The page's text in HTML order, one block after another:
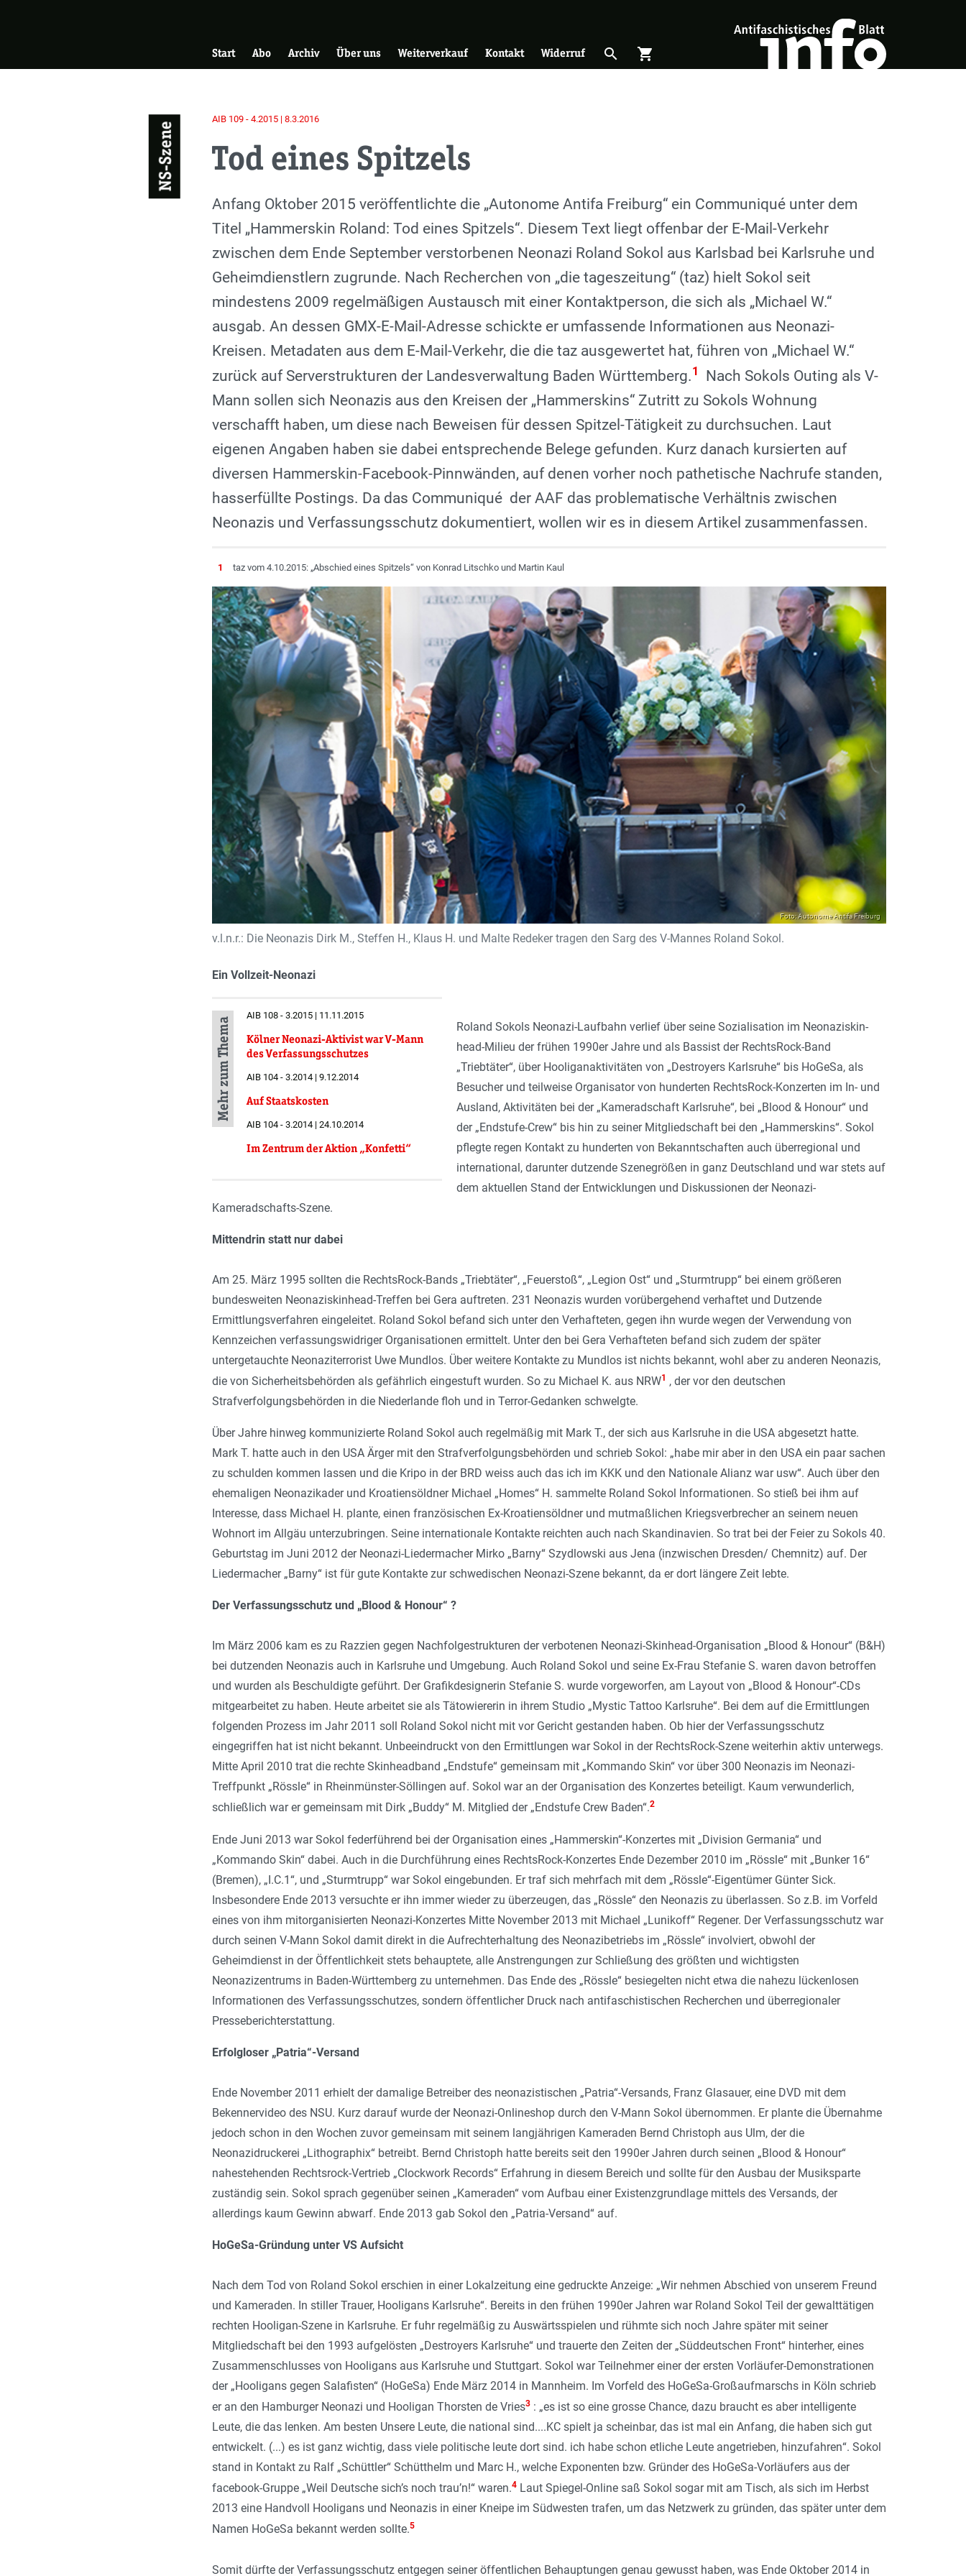
Hauptnavigation
Start Abo Archiv Über uns Weiterverkauf Kontakt Widerruf Suche öffnen
search Warenkorb öffnen
shopping_cart
NS-Szene
AIB 109 - 4.2015 | 8.3.2016
Tod eines Spitzels
Einleitung
Anfang Oktober 2015 veröffentlichte die „Autonome Antifa Freiburg“ ein Communiqué unter dem
Titel „Hammerskin Roland: Tod eines Spitzels“. Diesem Text liegt offenbar der E-Mail-Verkehr
zwischen dem Ende September verstorbenen Neonazi Roland Sokol aus Karlsbad bei Karlsruhe und
Geheimdienstlern zugrunde. Nach Recherchen von „die tageszeitung“ (taz) hielt Sokol seit
mindestens 2009 regelmäßigen Austausch mit einer Kontaktperson, die sich als „Michael W.“
ausgab. An dessen GMX-E-Mail-Adresse schickte er umfassende Informationen aus Neonazi-
Kreisen. Metadaten aus dem E-Mail-Verkehr, die die taz ausgewertet hat, führen von „Michael W.“
zurück auf Serverstrukturen der Landesverwaltung Baden Württemberg.1
Nach Sokols Outing als V-
Mann sollen sich Neonazis aus den Kreisen der „Hammerskins“ Zutritt zu Sokols Wohnung
verschafft haben, um diese nach Beweisen für dessen Spitzel-Tätigkeit zu durchsuchen. Laut
eigenen Angaben haben sie dabei entsprechende Belege gefunden. Kurz danach kursierten auf
diversen Hammerskin-Facebook-Pinnwänden, auf denen vorher noch pathetische Nachrufe standen,
hass­erfüllte Postings. Da das Communiqué der AAF das problematische Verhältnis zwischen
Neonazis und Verfassungsschutz dokumentiert, wollen wir es in diesem Artikel zusammenfassen.
1 taz vom 4.10.2015: „Abschied eines Spitzels“ von Konrad Litschko und Martin Kaul
Foto: Autonome Antifa Freiburg
v.l.n.r.: Die Neonazis Dirk M., Steffen H., Klaus H. und Malte Redeker tragen den Sarg des V-Mannes Roland Sokol.
Ein Vollzeit-Neonazi
Mehr zum Thema
AIB 108 - 3.2015 | 11.11.2015
Kölner Neonazi-Aktivist war V-Mann
des Verfassungsschutzes
AIB 104 - 3.2014 | 9.12.2014
Auf Staatskosten
AIB 104 - 3.2014 | 24.10.2014
Im Zentrum der Aktion „Konfetti“
Roland Sokols Neonazi-Laufbahn verlief über seine Sozialisation im Neonaziskin­
head-Milieu der frühen 1990er Jahre und als Bassist der RechtsRock-Band
„Triebtäter“, über Hooliganaktivitäten von „Destroyers Karlsruhe“ bis HoGeSa, als
Besucher und teilweise Organisator von hunderten Rechts­­Rock-Konzerten im In- und
Ausland, Aktivitäten bei der „Kameradschaft Karlsruhe“, bei „Blood & Honour“ und
der „Endstufe-Crew“ bis hin zu seiner Mitgliedschaft bei den „Hammerskins“. Sokol
pflegte regen Kontakt zu hunderten von Bekanntschaften auch überregional und
international, darunter dutzende Szenegrößen in ganz Deutschland und war stets auf
dem aktuellen Stand der Entwicklungen und Diskussionen der Neonazi-
Kameradschafts-Szene.
Mittendrin statt nur dabei
Am 25. März 1995 sollten die RechtsRock-Bands „Triebtäter“, „Feuerstoß“, „Legion Ost“ und „Sturmtrupp“ bei einem größeren
bundesweiten Neonaziskinhead-Treffen bei Gera auftreten. 231 Neonazis wurden vorübergehend verhaftet und Dutzende
Ermittlungsverfahren eingeleitet. Roland Sokol befand sich unter den Verhafteten, gegen ihn wurde wegen der Verwendung von
Kennzeichen verfassungswidriger Organisationen ermittelt. Unter den bei Gera Verhafteten befand sich zudem der später
untergetauchte Neonaziterrorist Uwe Mund­los. Über weitere Kontakte zu Mundlos ist nichts bekannt, wohl aber zu anderen Neonazis,
die von Sicherheitsbehörden als gefährlich eingestuft wurden. So zu Michael K. aus NRW1 , der vor den deutschen
Strafverfolgungsbehörden in die Niederlande floh und in Terror-Gedanken schwelgte.
Über Jahre hinweg kommunizierte Roland Sokol auch regelmäßig mit Mark T., der sich aus Karlsruhe in die USA abgesetzt hatte.
Mark T. hatte auch in den USA Ärger mit den Strafverfolgungsbehörden und schrieb Sokol: „habe mir aber in den USA ein paar sachen
zu schulden kommen lassen und die Kripo in der BRD weiss auch das ich im KKK und den Nationale Alianz war usw“. Auch über den
ehemaligen Neonazikader und Kroatiensöldner Michael „Homes“ H. sammelte Roland Sokol Informationen. So stieß bei ihm auf
Interesse, dass Michael H. plante, einen französischen Ex-Kroatiensöldner und mutmaßlichen Kriegsverbrecher an seinem neuen
Wohnort im Allgäu unterzubringen. Seine internationale Kontakte reichten auch nach Skandinavien. So trat bei der Feier zu Sokols 40.
Geburtstag im Juni 2012 der Neo­nazi-Liedermacher Mirko „Barny“ Szydlowski aus Jena (inzwischen Dresden/ Chemnitz) auf. Der
Liedermacher „Barny“ ist für gute Kontakte zur schwedischen Neonazi-Szene bekannt, da er dort längere Zeit lebte.
Der Verfassungsschutz und „Blood & Honour“ ?
Im März 2006 kam es zu Razzien gegen Nachfolgestrukturen der verbotenen Neonazi-Skinhead-Organisation „Blood & Honour“ (B&H)
bei dutzenden Neonazis auch in Karlsruhe und Umgebung. Auch Roland Sokol und seine Ex-Frau Stefanie S. waren davon betroffen
und wurden als Beschuldigte geführt. Der Grafikdesignerin Stefanie S. wurde vorgeworfen, am Layout von „Blood & Honour“-CDs
mitgearbeitet zu haben. Heute arbeitet sie als Tätowiererin in ihrem Studio „Mystic Tattoo Karlsruhe“. Bei dem auf die Ermittlungen
folgenden Prozess im Jahr 2011 soll Roland Sokol nicht mit vor Gericht gestanden haben. Ob hier der Verfassungsschutz
eingegriffen hat ist nicht bekannt. Unbeeindruckt von den Ermittlungen war Sokol in der RechtsRock-Szene weiterhin aktiv unterwegs.
Mitte April 2010 trat die rechte Skinheadband „Endstufe“ gemeinsam mit „Kommando Skin“ vor über 300 Neonazis im Neonazi-
Treffpunkt „Rössle“ in Rheinmünster-Söllingen auf. Sokol war an der Organisation des Konzertes beteiligt. Kaum verwunderlich,
schließlich war er gemeinsam mit Dirk „Buddy“ M. Mitglied der „Endstufe Crew Baden“.2
Ende Juni 2013 war Sokol federführend bei der Organisation eines „Hammerskin“-Konzertes mit „Division Germania“ und
„Kommando Skin“ dabei. Auch in die Durchführung eines RechtsRock-Konzertes Ende Dezember 2010 im „Rössle“ mit „Bunker 16“
(Bremen), „I.C.1“, und „Sturmtrupp“ war Sokol eingebunden. Er traf sich mehrfach mit dem „Rössle“-Eigentümer Günter Sick.
Insbesondere Ende 2013 versuchte er ihn immer wieder zu überzeugen, das „Rössle“ den Neonazis zu überlassen. So z.B. im Vorfeld
eines von ihm mitorganisierten Neonazi-Konzertes Mitte November 2013 mit Michael „Lunikoff“ Regener. Der Verfassungsschutz war
durch seinen V-Mann Sokol damit direkt in die Aufrechterhaltung des Neonazibetriebs im „Rössle“ involviert, obwohl der
Geheimdienst in der Öffentlichkeit stets behauptete, alle Anstrengungen zur Schließung des größten und wichtigsten
Neonazizentrums in Baden-Württemberg zu unternehmen. Das Ende des „Rössle“ besiegelten nicht etwa die nahezu lückenlosen
Informationen des Verfassungsschutzes, sondern öffentlicher Druck nach antifaschistischen Recherchen und überregionaler
Presseberichterstattung.
Erfolgloser „Patria“-Versand
Ende November 2011 erhielt der damalige Betreiber des neonazistischen „Patria“-Versands, Franz Glasauer, eine DVD mit dem
Bekennervideo des NSU. Kurz darauf wurde der Neonazi-Onlineshop durch den V-Mann Sokol übernommen. Er plante die Übernahme
jedoch schon in den Wochen zuvor gemeinsam mit seinem langjährigen Kameraden Bernd Christoph aus Ulm, der die
Neonazidruckerei „Lithographix“ betreibt. Bernd Christoph hatte bereits seit den 1990er Jahren durch seinen „Blood & Honour“
nahestehenden Rechtsrock-Vertrieb „Clockwork Records“ Erfahrung in diesem Bereich und sollte für den Ausbau der Musik­sparte
zuständig sein. Sokol sprach ge­gen­über seinen „Kameraden“ vom Aufbau einer Existenzgrundlage mittels des Versands, der
allerdings kaum Gewinn abwarf. Ende 2013 gab Sokol den „Patria-Versand“ auf.
HoGeSa-Gründung unter VS Aufsicht
Nach dem Tod von Roland Sokol erschien in einer Lokalzeitung eine gedruckte Anzeige: „Wir nehmen Abschied von unserem Freund
und Kameraden. In stiller Trauer, Hooligans Karlsruhe“. Bereits in den frühen 1990er Jahren war Roland Sokol Teil der gewalttätigen
rechten Hooligan-Szene in Karlsruhe. Er fuhr regelmäßig zu Auswärtsspielen und rühmte sich noch Jahre später mit seiner
Mitgliedschaft bei den 1993 aufgelösten „Destroyers Karlsruhe“ und trauerte den Zeiten der „Süddeutschen Front“ hinterher, eines
Zusammenschlusses von Hooligans aus Karlsruhe und Stuttgart. Sokol war Teilnehmer einer der ersten Vorläufer-Demonstrationen
der „Hooligans gegen Salafisten“ (HoGeSa) Ende März 2014 in Mannheim. Im Vorfeld des HoGeSa-Großaufmarschs in Köln schrieb
er an den Hamburger Neonazi und Hooligan Thorsten de Vries3 : „es ist so eine grosse Chance, dazu braucht es aber intelligente
Leute, die das lenken. Am besten Unsere Leute, die national sind....KC spielt ja schein­bar, das ist mal ein Anfang, die haben sich gut
entwickelt. (...) es ist ganz wichtig, dass viele politische leute dort sind. ich habe schon etliche Leute angetrieben, hinzufahren“. Sokol
stand in Kontakt zu Ralf „Schüttler“ Schütthelm und Marc H., welche Exponenten bzw. Gründer des HoGeSa-Vorläufers aus der
facebook-Gruppe „Weil Deutsche sich’s noch trau’n!“ waren.4 Laut Spiegel-Online saß Sokol sogar mit am Tisch, als sich im Herbst
2013 eine Handvoll Hooligans und Neonazis in einer Kneipe im Südwesten trafen, um das Netzwerk zu gründen, das später unter dem
Namen HoGeSa bekannt werden sollte.5
Somit dürfte der Verfassungsschutz entgegen seiner öffentlichen Behauptungen genau gewusst haben, was Ende Oktober 2014 in